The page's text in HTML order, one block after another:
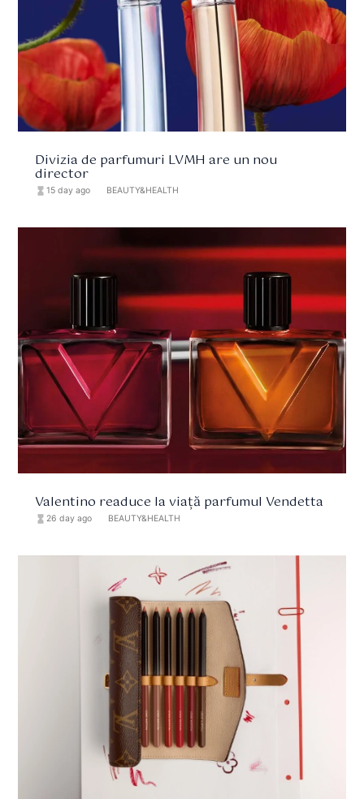
Divizia de parfumuri LVMH are un nou
director
hourglass_full 15 day ago BEAUTY&HEALTH
Valentino readuce la viață parfumul Vendetta
hourglass_full 26 day ago BEAUTY&HEALTH